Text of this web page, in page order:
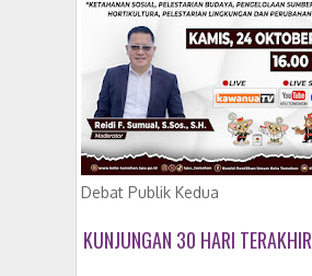
Debat Publik Kedua
KUNJUNGAN 30 HARI TERAKHIR